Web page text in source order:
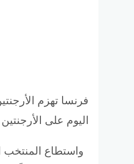
اليوم على الأرجنتين بنتيجة 4-3 في قازان، حيث يتعتبر نجم اللقاء في
واستطاع المنتخب